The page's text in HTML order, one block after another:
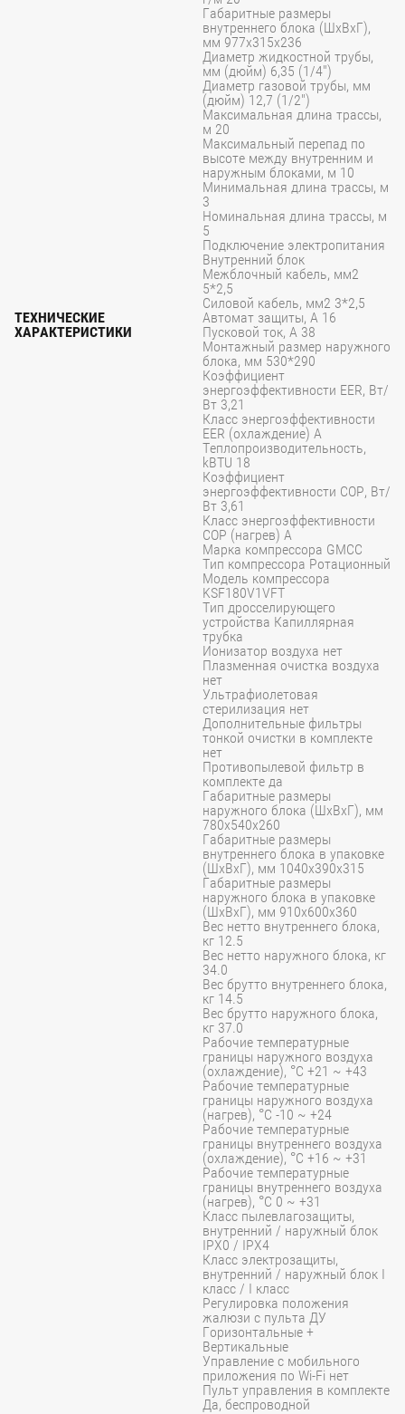
ТЕХНИЧЕСКИЕ
ХАРАКТЕРИСТИКИ
Габаритные размеры
внутреннего блока (ШхВхГ),
мм 977x315x236
Диаметр жидкостной трубы,
мм (дюйм) 6,35 (1/4")
Диаметр газовой трубы, мм
(дюйм) 12,7 (1/2")
Максимальная длина трассы,
м 20
Максимальный перепад по
высоте между внутренним и
наружным блоками, м 10
Минимальная длина трассы, м
3
Номинальная длина трассы, м
5
Подключение электропитания
Внутренний блок
Межблочный кабель, мм2
5*2,5
Силовой кабель, мм2 3*2,5
Автомат защиты, А 16
Пусковой ток, А 38
Монтажный размер наружного
блока, мм 530*290
Коэффициент
энергоэффективности EER, Вт/
Вт 3,21
Класс энергоэффективности
EER (охлаждение) A
Теплопроизводительность,
kBTU 18
Коэффициент
энергоэффективности COP, Вт/
Вт 3,61
Класс энергоэффективности
COP (нагрев) A
Марка компрессора GMCC
Тип компрессора Ротационный
Модель компрессора
KSF180V1VFT
Тип дросселирующего
устройства Капиллярная
трубка
Ионизатор воздуха нет
Плазменная очистка воздуха
нет
Ультрафиолетовая
стерилизация нет
Дополнительные фильтры
тонкой очистки в комплекте
нет
Противопылевой фильтр в
комплекте да
Габаритные размеры
наружного блока (ШхВхГ), мм
780x540x260
Габаритные размеры
внутреннего блока в упаковке
(ШхВхГ), мм 1040x390x315
Габаритные размеры
наружного блока в упаковке
(ШхВхГ), мм 910x600x360
Вес нетто внутреннего блока,
кг 12.5
Вес нетто наружного блока, кг
34.0
Вес брутто внутреннего блока,
кг 14.5
Вес брутто наружного блока,
кг 37.0
Рабочие температурные
границы наружного воздуха
(охлаждение), °C +21 ~ +43
Рабочие температурные
границы наружного воздуха
(нагрев), °C -10 ~ +24
Рабочие температурные
границы внутреннего воздуха
(охлаждение), °C +16 ~ +31
Рабочие температурные
границы внутреннего воздуха
(нагрев), °C 0 ~ +31
Класс пылевлагозащиты,
внутренний / наружный блок
IPX0 / IPX4
Класс электрозащиты,
внутренний / наружный блок I
класс / I класс
Регулировка положения
жалюзи с пульта ДУ
Горизонтальные +
Вертикальные
Управление c мобильного
приложения по Wi-Fi нет
Пульт управления в комплекте
Да, беспроводной